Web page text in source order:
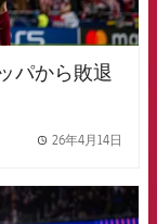
パから敗退
26年4月14日
badge